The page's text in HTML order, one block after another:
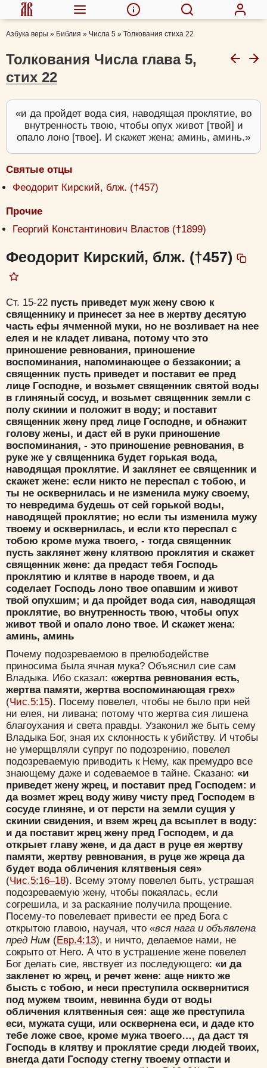
Азбука веры » Библия » Числа 5 » Толкования стиха 22
Толкования Числа глава 5,
стих 22
и да пройдет вода сия, наводящая проклятие, во
внутренность твою, чтобы опух живот [твой] и
опало лоно [твое]. И скажет жена: аминь, аминь.
Святые отцы
Феодорит Кирский, блж. (†457)
Прочие
Георгий Константинович Властов (†1899)
Феодорит Кирский, блж. (†457)
Ст. 15-22 пусть приведет муж жену свою к
священнику и принесет за нее в жертву десятую
часть ефы ячменной муки, но не возливает на нее
елея и не кладет ливана, потому что это
приношение ревнования, приношение
воспоминания, напоминающее о беззаконии; а
священник пусть приведет и поставит ее пред
лице Господне, и возьмет священник святой воды
в глиняный сосуд, и возьмет священник земли с
полу скинии и положит в воду; и поставит
священник жену пред лице Господне, и обнажит
голову жены, и даст ей в руки приношение
воспоминания, - это приношение ревнования, в
руке же у священника будет горькая вода,
наводящая проклятие. И заклянет ее священник и
скажет жене: если никто не переспал с тобою, и
ты не осквернилась и не изменила мужу своему,
то невредима будешь от сей горькой воды,
наводящей проклятие; но если ты изменила мужу
твоему и осквернилась, и если кто переспал с
тобою кроме мужа твоего, - тогда священник
пусть заклянет жену клятвою проклятия и скажет
священник жене: да предаст тебя Господь
проклятию и клятве в народе твоем, и да
соделает Господь лоно твое опавшим и живот
твой опухшим; и да пройдет вода сия, наводящая
проклятие, во внутренность твою, чтобы опух
живот твой и опало лоно твое. И скажет жена:
аминь, аминь
Почему подозреваемою в прелюбодействе
приносима была ячная мука? Объяснил сие сам
Владыка. Ибо сказал: «жертва ревнования есть,
жертва памяти, жертва воспоминающая грех»
(Чис.5:15). Посему повелел, чтобы не было при ней
ни елея, ни ливана; потому что жертва сия лишена
благоухания и света правды. Узаконил же быть сему
Владыка Бог, зная их склонность к убийству. И чтобы
не умерщвляли супруг по подозрению, повелел
подозреваемую приводить к Нему, как премудро все
знающему даже и содеваемое в тайне. Сказано: «и
приведет жену жрец, и поставит пред Господем: и
да возмет жрец воду живу чисту пред Господем в
сосуде глиняне, и от персти на земли сущия у
скинии свидения, и взем жрец да всыплет в воду:
и да поставит жрец жену пред Господем, и да
открыет главу жене, и да даст в руце ея жертву
памяти, жертву ревнования, в руце же жреца да
будет вода обличения клятвеныя сея»
(Чис.5:16–18). Всему этому повелел быть, устрашая
подозреваемую жену, чтобы покаялась, если
согрешила, и за раскаяние получила прощение.
Посему-то повелевает привести ее пред Бога с
открытою главою, научая, что «вся нага и объявлена
пред Ним (Евр.4:13), и ничто, делаемое нами, не
сокрыто от Него. А что в устрашение жене повелел
Бог делать сие, явствует из последующего: «и да
закленет ю жрец, и речет жене: аще никто же
бысть с тобою, и неси преступила осквернитися
под мужем твоим, невинна буди от воды
обличения клятвенныя сея: аще же преступила
еси, мужата сущи, или осквернена еси, и даде кто
тебе ложе свое, кроме мужа твоего…, да даст тя
Господь в клятву и проклятие среди людей твоих,
внегда дати Господу стегну твоему отпасти и